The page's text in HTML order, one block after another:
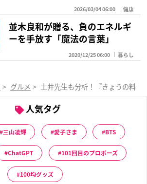
2026/03/04 06:00 健康
並木良和が贈る、負のエネルギ
ーを手放す「魔法の言葉」
2020/12/25 06:00 暮らし
> グルメ > 土井先生も分析！『きょうの料理
人気タグ
三山凌輝 愛子さま BTS
ChatGPT 101回目のプロポーズ
100均グッズ